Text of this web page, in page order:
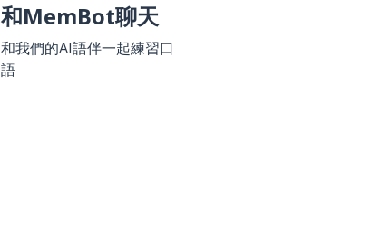
和MemBot聊天
和我們的AI語伴一起練習口
語